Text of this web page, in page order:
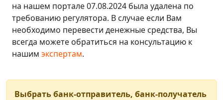
на нашем портале 07.08.2024 была удалена по
требованию регулятора. В случае если Вам
необходимо перевести денежные средства, Вы
всегда можете обратиться на консультацию к
нашим экспертам.
Выбрать банк-отправитель, банк-получатель